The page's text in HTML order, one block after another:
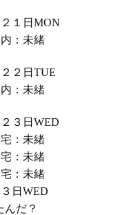
１日MON
：未緒
２日TUE
：未緒
３日WED
：未緒
：未緒
：未緒
日WED
んだ？